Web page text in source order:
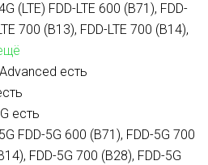
(LTE) FDD-LTE 600 (B71), FDD-
700 (B13), FDD-LTE 700 (B14),
есть
есть
FDD-5G 600 (B71), FDD-5G 700
FDD-5G 700 (B28), FDD-5G